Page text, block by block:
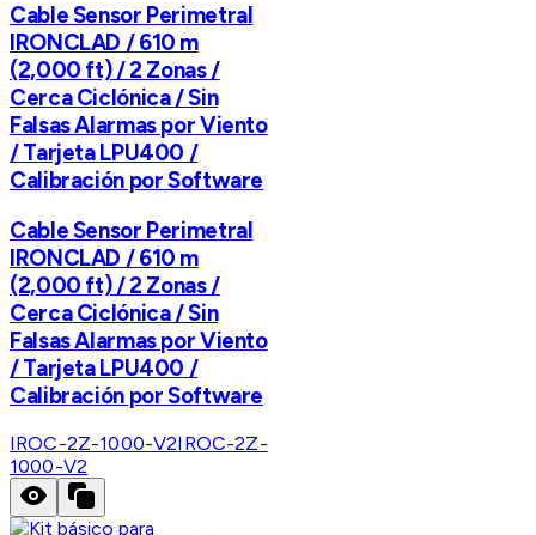
Cable Sensor Perimetral
IRONCLAD / 610 m
(2,000 ft) / 2 Zonas /
Cerca Ciclónica / Sin
Falsas Alarmas por Viento
/ Tarjeta LPU400 /
Calibración por Software
Cable Sensor Perimetral
IRONCLAD / 610 m
(2,000 ft) / 2 Zonas /
Cerca Ciclónica / Sin
Falsas Alarmas por Viento
/ Tarjeta LPU400 /
Calibración por Software
IROC-2Z-1000-V2IROC-2Z-
1000-V2